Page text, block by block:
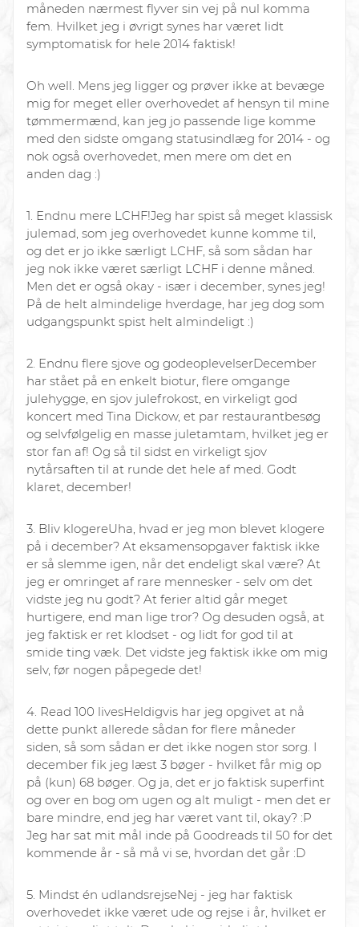
måneden nærmest flyver sin vej på nul komma
fem. Hvilket jeg i øvrigt synes har været lidt
symptomatisk for hele 2014 faktisk!
Oh well. Mens jeg ligger og prøver ikke at bevæge
mig for meget eller overhovedet af hensyn til mine
tømmermænd, kan jeg jo passende lige komme
med den sidste omgang statusindlæg for 2014 - og
nok også overhovedet, men mere om det en
anden dag :)
1. Endnu mere LCHF!Jeg har spist så meget klassisk
julemad, som jeg overhovedet kunne komme til,
og det er jo ikke særligt LCHF, så som sådan har
jeg nok ikke været særligt LCHF i denne måned.
Men det er også okay - især i december, synes jeg!
På de helt almindelige hverdage, har jeg dog som
udgangspunkt spist helt almindeligt :)
2. Endnu flere sjove og godeoplevelserDecember
har stået på en enkelt biotur, flere omgange
julehygge, en sjov julefrokost, en virkeligt god
koncert med Tina Dickow, et par restaurantbesøg
og selvfølgelig en masse juletamtam, hvilket jeg er
stor fan af! Og så til sidst en virkeligt sjov
nytårsaften til at runde det hele af med. Godt
klaret, december!
3. Bliv klogereUha, hvad er jeg mon blevet klogere
på i december? At eksamensopgaver faktisk ikke
er så slemme igen, når det endeligt skal være? At
jeg er omringet af rare mennesker - selv om det
vidste jeg nu godt? At ferier altid går meget
hurtigere, end man lige tror? Og desuden også, at
jeg faktisk er ret klodset - og lidt for god til at
smide ting væk. Det vidste jeg faktisk ikke om mig
selv, før nogen påpegede det!
4. Read 100 livesHeldigvis har jeg opgivet at nå
dette punkt allerede sådan for flere måneder
siden, så som sådan er det ikke nogen stor sorg. I
december fik jeg læst 3 bøger - hvilket får mig op
på (kun) 68 bøger. Og ja, det er jo faktisk superfint
og over en bog om ugen og alt muligt - men det er
bare mindre, end jeg har været vant til, okay? :P
Jeg har sat mit mål inde på Goodreads til 50 for det
kommende år - så må vi se, hvordan det går :D
5. Mindst én udlandsrejseNej - jeg har faktisk
overhovedet ikke været ude og rejse i år, hvilket er